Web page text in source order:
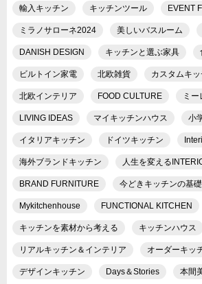
輸入キッチン キッチンツール EVENT
ミラノサローネ2024 美しいバスルーム
DANISH DESIGN キッチンと選ぶ家具
ビルトイン家電 北欧雑貨 カスタムキッ
北欧インテリア FOOD CULTURE ミー
LIVING IDEAS マイキッチンハウス 小
イタリアキッチン ドイツキッチン
海外ブランドキッチン 人生を変える
BRAND FURNITURE 今どきキッチンの基
Mykitchenhouse FUNCTIONAL KITCHEN
キッチンを素材から考える キッチンハウス
リアルキッチン＆インテリア オーダーキッ
デザインキッチン Days＆Stories 本間